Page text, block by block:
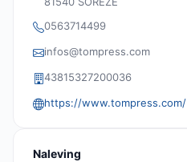
0563714499
infos@tompress.com
43815327200036
https://www.tompress.com/
Naleving